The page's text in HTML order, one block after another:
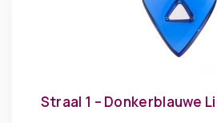
Straal 1 – Donkerblauwe